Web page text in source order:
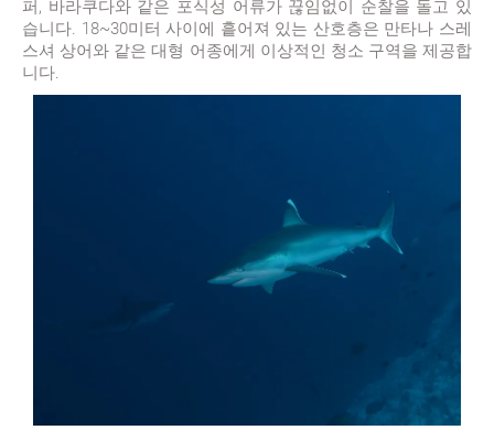
퍼, 바라쿠다와 같은 포식성 어류가 끊임없이 순찰을 돌고 있
습니다. 18~30미터 사이에 흩어져 있는 산호층은 만타나 스레
스셔 상어와 같은 대형 어종에게 이상적인 청소 구역을 제공합
니다.